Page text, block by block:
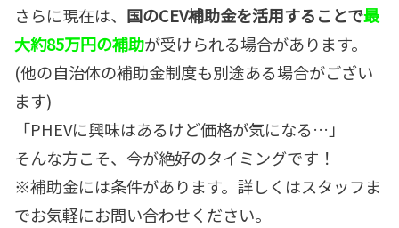
さらに現在は、 国のCEV補助金を活用することで最
大約85万円の補助が受けられる場合があります。
(他の自治体の補助金制度も別途ある場合がござい
ます)
「PHEVに興味はあるけど価格が気になる…」
そんな方こそ、今が絶好のタイミングです！
※補助金には条件があります。詳しくはスタッフま
でお気軽にお問い合わせください。